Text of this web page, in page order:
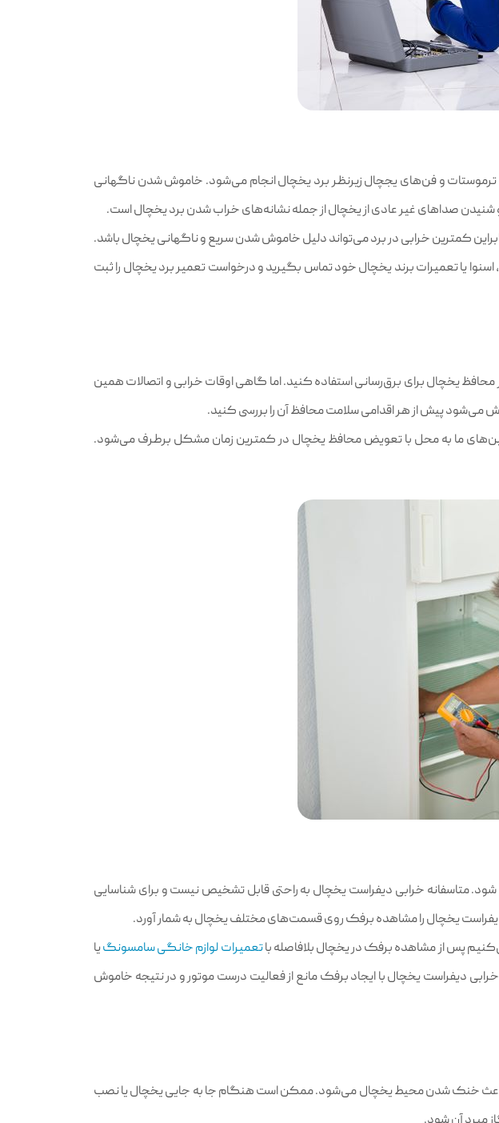
و فن‌های یجچال زیرنظر برد یخچال انجام می‌شود. خاموش شدن ناگهانی
صداهای غیر عادی از یخچال از جمله نشانه‌های خراب شدن برد یخچال است.
کمترین خرابی در برد می‌تواند دلیل خاموش شدن سریع و ناگهانی یخچال باشد.
یا تعمیرات برند یخچال خود تماس بگیرید و درخواست تعمیر برد یخچال را ثبت
یخچال برای برق‌رسانی استفاده کنید. اما گاهی اوقات خرابی و اتصالات همین
پیش از هر اقدامی سلامت محافظ آن را بررسی کنید.
ما به محل با تعویض محافظ یخچال در کمترین زمان مشکل برطرف می‌شود.
خرابی دیفراست یخچال به راحتی قابل تشخیص نیست و برای شناسایی
یخچال را مشاهده برفک روی قسمت‌های مختلف یخچال به شمار آورد.
پس از مشاهده برفک در یخچال بلافاصله باتعمیرات لوازم خانگی سامسونگیا
دیفراست یخچال با ایجاد برفک مانع از فعالیت درست موتور و در نتیجه خاموش
باعث خنک شدن محیط یخچال می‌شود. ممکن است هنگام جا به جایی یخچال یا نصب